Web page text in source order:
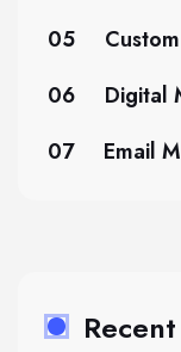
05
06
Digital
07
Email